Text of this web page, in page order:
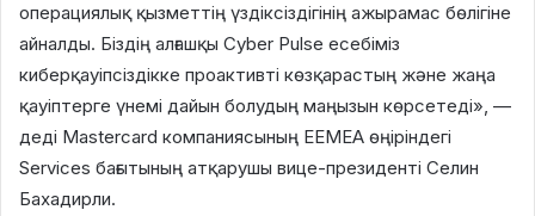
операциялық қызметтің үздіксіздігінің ажырамас бөлігіне
айналды. Біздің алғашқы Cyber Pulse есебіміз
киберқауіпсіздікке проактивті көзқарастың және жаңа
қауіптерге үнемі дайын болудың маңызын көрсетеді», —
деді Mastercard компаниясының EEMEA өңіріндегі
Services бағытының атқарушы вице-президенті Селин
Бахадирли.